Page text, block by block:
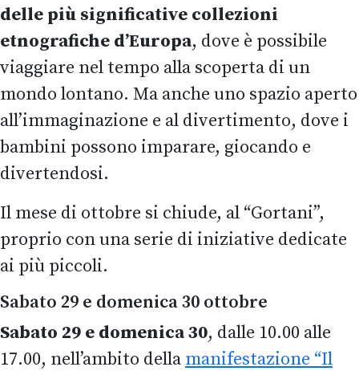
delle più significative collezioni
etnografiche d’Europa, dove è possibile
viaggiare nel tempo alla scoperta di un
mondo lontano. Ma anche uno spazio aperto
all’immaginazione e al divertimento, dove i
bambini possono imparare, giocando e
divertendosi.
Il mese di ottobre si chiude, al “Gortani”,
proprio con una serie di iniziative dedicate
ai più piccoli.
Sabato 29 e domenica 30 ottobre
Sabato 29 e domenica 30, dalle 10.00 alle
17.00, nell’ambito della manifestazione “Il